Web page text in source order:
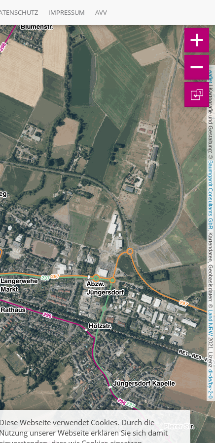
IMPRESSUM AVV
Leaflet
| Kartografie und Gestaltung: ©
Baumgardt Consultants GbR
, Kartendaten, Geobasisdaten: ©
Land NRW
2021, Lizenz
dl-de/by-2-0
1
Diese Webseite verwendet Cookies. Durch die
Nutzung unserer Webseite erklären Sie sich damit